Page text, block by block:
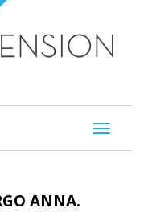
Toggle
ANNA.